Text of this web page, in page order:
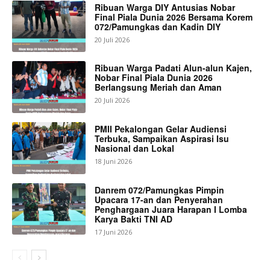
Ribuan Warga DIY Antusias Nobar
Final Piala Dunia 2026 Bersama Korem
072/Pamungkas dan Kadin DIY
20 Juli 2026
Ribuan Warga Padati Alun-alun Kajen,
Nobar Final Piala Dunia 2026
Berlangsung Meriah dan Aman
20 Juli 2026
PMII Pekalongan Gelar Audiensi
Terbuka, Sampaikan Aspirasi Isu
Nasional dan Lokal
18 Juni 2026
Danrem 072/Pamungkas Pimpin
Upacara 17-an dan Penyerahan
Penghargaan Juara Harapan I Lomba
Karya Bakti TNI AD
17 Juni 2026